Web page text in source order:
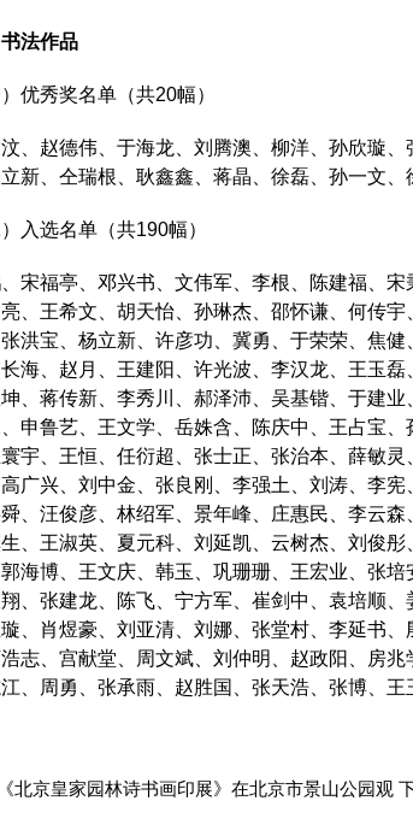
法作品
秀奖名单（共20幅）
赵德伟、于海龙、刘腾澳、柳洋、孙欣璇、
新、仝瑞根、耿鑫鑫、蒋晶、徐磊、孙一文、
选名单（共190幅）
福亭、邓兴书、文伟军、李根、陈建福、宋
、王希文、胡天怡、孙琳杰、邵怀谦、何传
洪宝、杨立新、许彦功、冀勇、于荣荣、焦
海、赵月、王建阳、许光波、李汉龙、王玉
、蒋传新、李秀川、郝泽沛、吴基锴、于建
申鲁艺、王文学、岳姝含、陈庆中、王占宝
宇、王恒、任衍超、张士正、张治本、薛敏
广兴、刘中金、张良刚、李强土、刘涛、李
、汪俊彦、林绍军、景年峰、庄惠民、李云
、王淑英、夏元科、刘延凯、云树杰、刘俊
海博、王文庆、韩玉、巩珊珊、王宏业、张
、张建龙、陈飞、宁方军、崔剑中、袁培顺
、肖煜豪、刘亚清、刘娜、张堂村、李延书
志、宫献堂、周文斌、刘仲明、赵政阳、房
、周勇、张承雨、赵胜国、张天浩、张博、
《北京皇家园林诗书画印展》在北京市景山公园观